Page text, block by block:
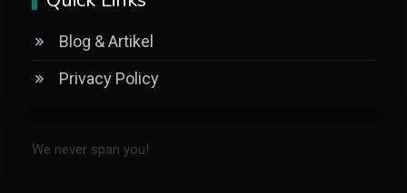
Blog & Artikel
Privacy Policy
We never span you!